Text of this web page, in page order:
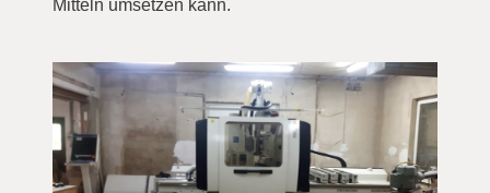
Mitteln umsetzen kann.